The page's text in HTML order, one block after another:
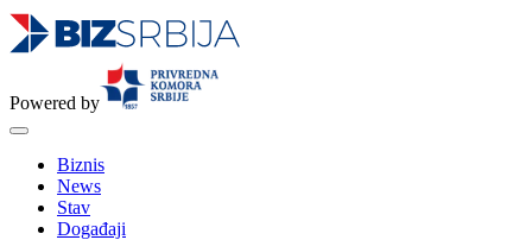
Powered by
Biznis
News
Stav
Događaji